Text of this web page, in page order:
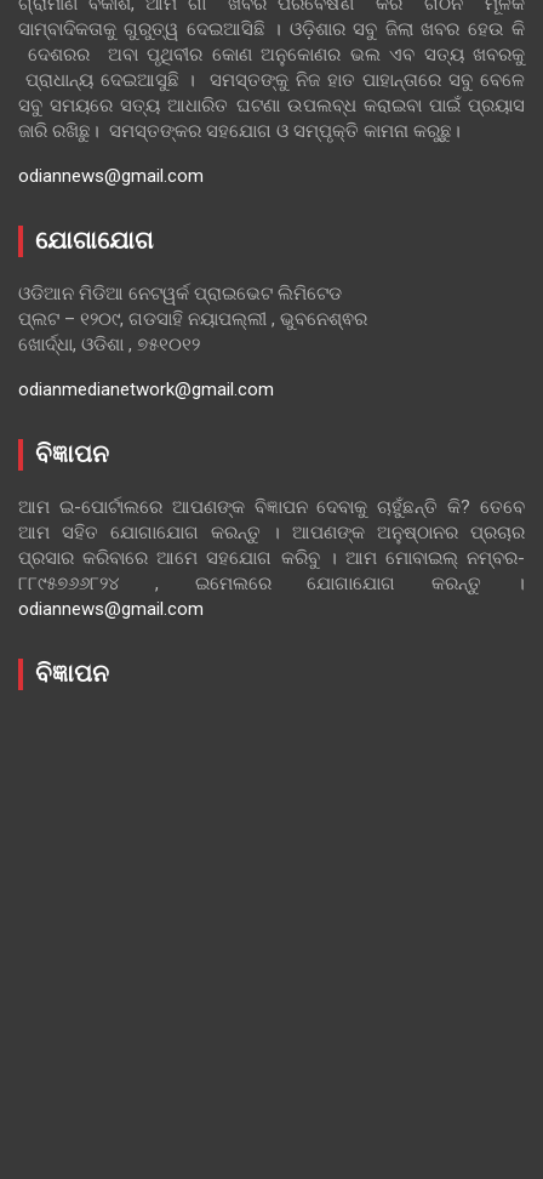
ସାମ୍ବାଦିକତାକୁ ଗୁରୁତ୍ୱ ଦେଇଆସିଛି । ଓଡ଼ିଶାର ସବୁ ଜିଲା ଖବର ହେଉ କି
ଦେଶରର ଅବା ପୃଥିବୀର କୋଣ ଅନୁକୋଣର ଭଲ ଏବ ସତ୍ୟ ଖବରକୁ
ପ୍ରାଧାନ୍ୟ ଦେଇଆସୁଛି । ସମସ୍ତଙ୍କୁ ନିଜ ହାତ ପାହାନ୍ତାରେ ସବୁ ବେଳେ
ସବୁ ସମୟରେ ସତ୍ୟ ଆଧାରିତ ଘଟଣା ଉପଲବ୍ଧ କରାଇବା ପାଇଁ ପ୍ରୟାସ
ଜାରି ରଖିଛୁ। ସମସ୍ତଙ୍କର ସହଯୋଗ ଓ ସମ୍ପୃକ୍ତି କାମନା କରୁଛୁ।
odiannews@gmail.com
ଯୋଗାଯୋଗ
ଓଡିଆନ ମିଡିଆ ନେଟୱର୍କ ପ୍ରାଇଭେଟ ଲିମିଟେଡ
ପ୍ଲଟ – ୧୨୦୯, ଗଡସାହି ନୟାପଲ୍ଲୀ , ଭୁବନେଶ୍ଵର
ଖୋର୍ଦ୍ଧା, ଓଡିଶା , ୭୫୧୦୧୨
odianmedianetwork@gmail.com
ବିଜ୍ଞାପନ
ଆମ ଇ-ପୋର୍ଟାଲରେ ଆପଣଙ୍କ ବିଜ୍ଞାପନ ଦେବାକୁ ଚାହୁଁଛନ୍ତି କି? ତେବେ
ଆମ ସହିତ ଯୋଗାଯୋଗ କରନ୍ତୁ । ଆପଣଙ୍କ ଅନୁଷ୍ଠାନର ପ୍ରଚାର
ପ୍ରସାର କରିବାରେ ଆମେ ସହଯୋଗ କରିବୁ । ଆମ ମୋବାଇଲ୍ ନମ୍ବର-
୮୮୯୫୭୬୬୮୨୪ , ଇମେଲରେ ଯୋଗାଯୋଗ କରନ୍ତୁ ।
odiannews@gmail.com
ବିଜ୍ଞାପନ